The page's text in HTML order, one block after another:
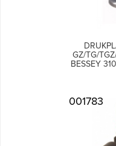
GZ/TG/
BESSEY
001783